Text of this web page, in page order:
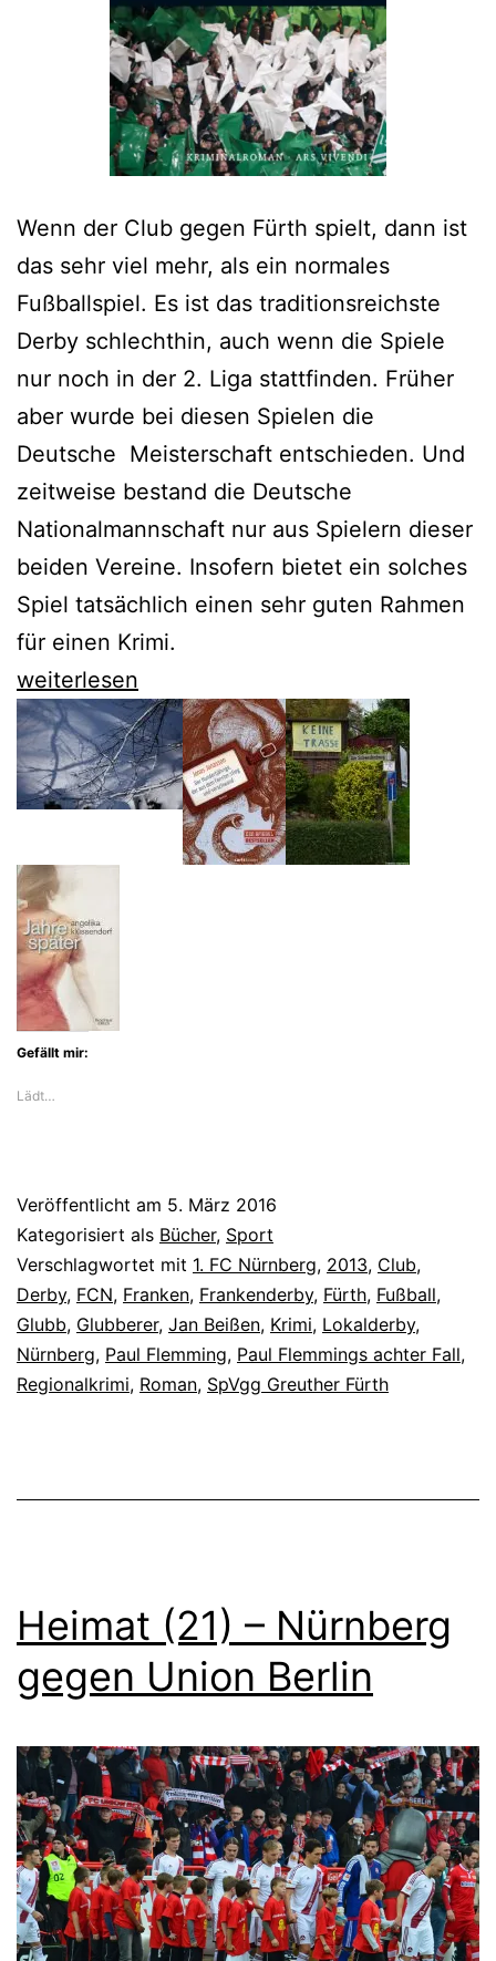
Wenn der Club gegen Fürth spielt, dann ist
das sehr viel mehr, als ein normales
Fußballspiel. Es ist das traditionsreichste
Derby schlechthin, auch wenn die Spiele
nur noch in der 2. Liga stattfinden. Früher
aber wurde bei diesen Spielen die
Deutsche Meisterschaft entschieden. Und
zeitweise bestand die Deutsche
Nationalmannschaft nur aus Spielern dieser
beiden Vereine. Insofern bietet ein solches
Spiel tatsächlich einen sehr guten Rahmen
für einen Krimi.
Jan
Beißen
macht
das
zum
Regionalkrimi
weiterlesen
Gefällt mir:
Lädt…
Veröffentlicht am 5. März 2016
Kategorisiert als Bücher, Sport
Verschlagwortet mit 1. FC Nürnberg, 2013, Club,
Derby, FCN, Franken, Frankenderby, Fürth, Fußball,
Glubb, Glubberer, Jan Beißen, Krimi, Lokalderby,
Nürnberg, Paul Flemming, Paul Flemmings achter Fall,
Regionalkrimi, Roman, SpVgg Greuther Fürth
Heimat (21) – Nürnberg
gegen Union Berlin